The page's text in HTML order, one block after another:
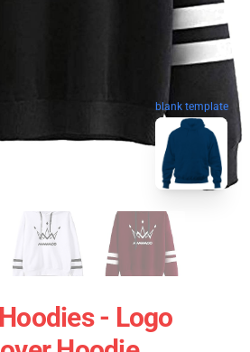
blank template
- Logo